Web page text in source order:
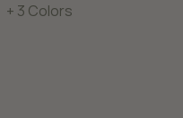
+ 3 Colors